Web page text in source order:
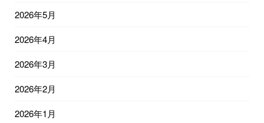
2026年5月
2026年4月
2026年3月
2026年2月
2026年1月